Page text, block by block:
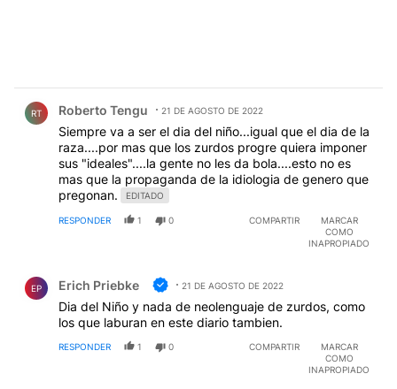
RT Roberto Tengu 21 DE AGOSTO DE 2022
Siempre va a ser el dia del niño...igual que el dia de la
raza....por mas que los zurdos progre quiera imponer
sus "ideales"....la gente no les da bola....esto no es
mas que la propaganda de la idiologia de genero que
pregonan.
EDITADO
RESPONDER 1 0 COMPARTIR
MARCAR
COMO
INAPROPIADO
EP Erich Priebke 21 DE AGOSTO DE 2022
Dia del Niño y nada de neolenguaje de zurdos, como
los que laburan en este diario tambien.
RESPONDER 1 0 COMPARTIR
MARCAR
COMO
INAPROPIADO